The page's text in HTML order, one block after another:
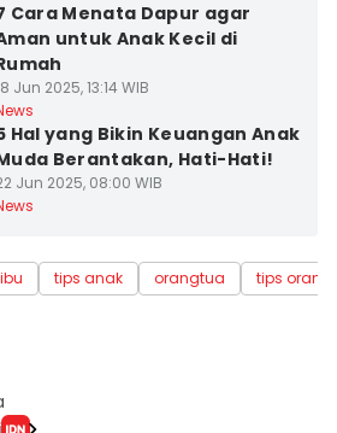
Cara Menata Dapur agar
untuk Anak Kecil di
Jun 2025, 13:14 WIB
Hal yang Bikin Keuangan Anak
Berantakan, Hati-Hati!
Jun 2025, 08:00 WIB
ibu tips anak orangtua
tips